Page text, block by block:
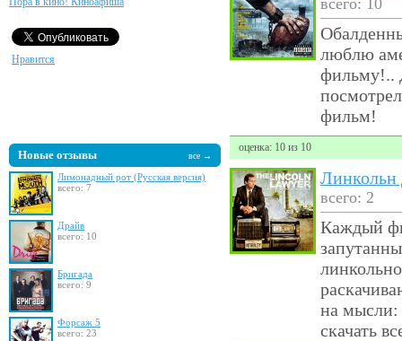
Нравится
Новые отзывы все →
Лимонадный рот (Русская версия)
всего: 7
Драйв
всего: 10
Бригада
всего: 9
Форсаж 5
всего: 23
всего: 10
люблю
фильму!..
фильм!
оценка: 10 из 10
Линкольн
всего: 2
Каждый
на мысли:
скачать